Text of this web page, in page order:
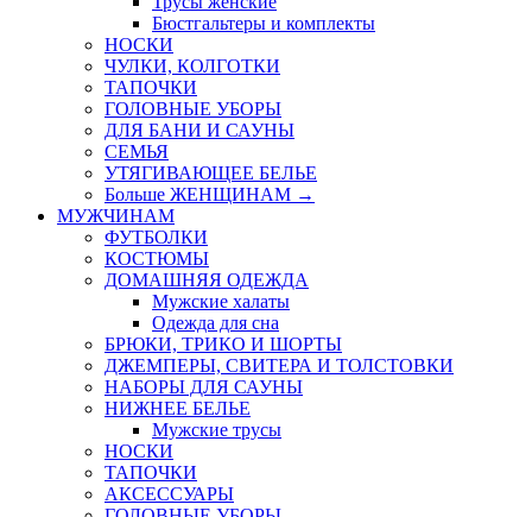
Бюстгальтеры и комплекты
НОСКИ
ЧУЛКИ, КОЛГОТКИ
ТАПОЧКИ
ГОЛОВНЫЕ УБОРЫ
ДЛЯ БАНИ И САУНЫ
СЕМЬЯ
УТЯГИВАЮЩЕЕ БЕЛЬЕ
Больше ЖЕНЩИНАМ →
МУЖЧИНАМ
ФУТБОЛКИ
КОСТЮМЫ
ДОМАШНЯЯ ОДЕЖДА
Мужские халаты
Одежда для сна
БРЮКИ, ТРИКО И ШОРТЫ
ДЖЕМПЕРЫ, СВИТЕРА И ТОЛСТОВКИ
НАБОРЫ ДЛЯ САУНЫ
НИЖНЕЕ БЕЛЬЕ
Мужские трусы
НОСКИ
ТАПОЧКИ
АКСЕССУАРЫ